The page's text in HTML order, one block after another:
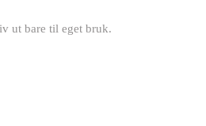
ut bare til eget bruk.